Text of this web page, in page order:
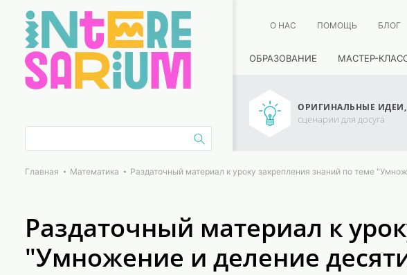
О НАС ПОМОЩЬ БЛОГ
ОБРАЗОВАНИЕ МАСТЕР-
ОРИГИНАЛЬНЫЕ ИДЕИ,
сценарии для досуга
Главная Математика Раздаточный материал к уроку закрепления знаний по теме
Раздаточный материал к
"Умножение и деление